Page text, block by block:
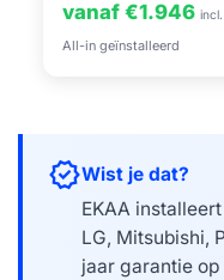
vanaf €1.946
All-in geïnstalleerd
verifiedWist je dat?
EKAA
LG, Mitsubishi,
jaar garantie